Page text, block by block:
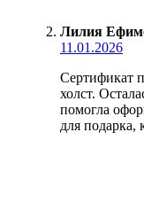
Лилия
11.01.2026
Сертификат
холст.
помогла
для подарка,